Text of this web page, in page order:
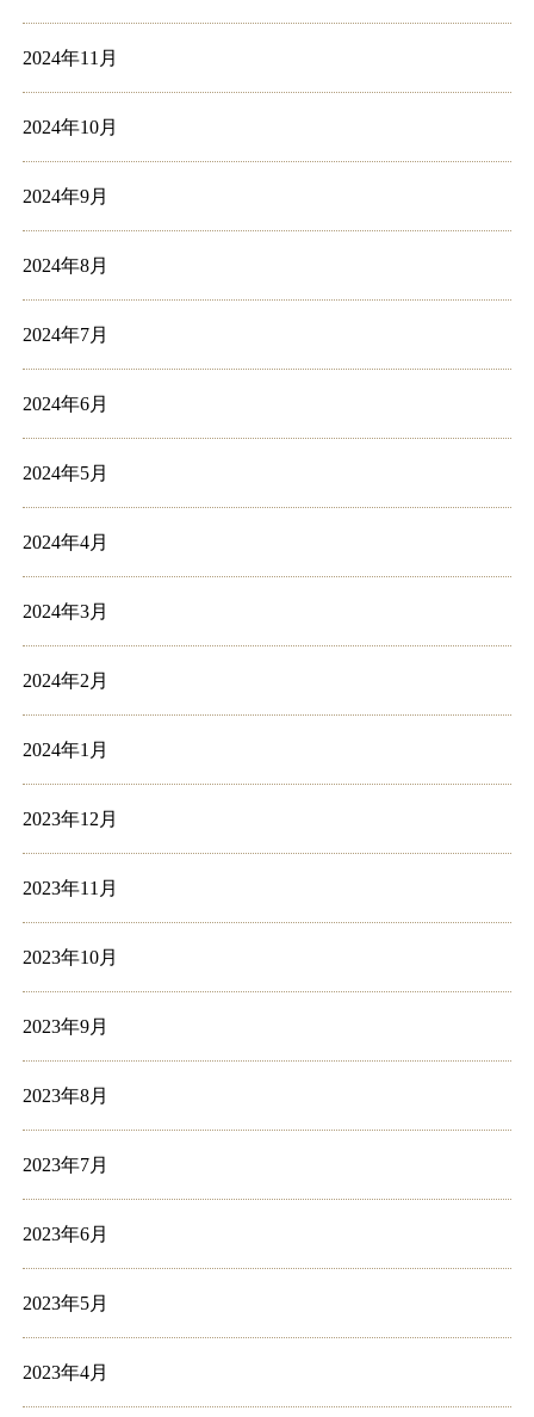
2024年11月
2024年10月
2024年9月
2024年8月
2024年7月
2024年6月
2024年5月
2024年4月
2024年3月
2024年2月
2024年1月
2023年12月
2023年11月
2023年10月
2023年9月
2023年8月
2023年7月
2023年6月
2023年5月
2023年4月